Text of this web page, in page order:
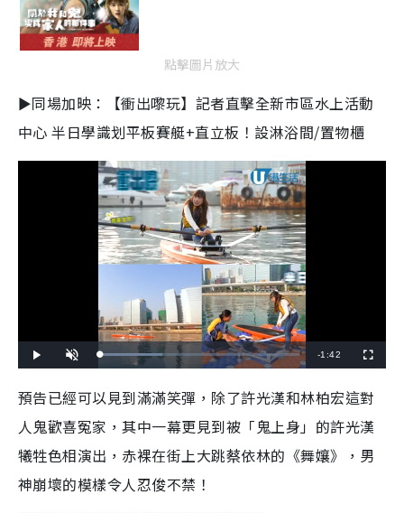
點擊圖片放大
►同場加映：【衝出嚟玩】記者直擊全新市區水上活動
中心 半日學識划平板賽艇+直立板！設淋浴間/置物櫃
l
n
t
e
L
o
e
d
3
1
6
%
R
a
i
-1:42
u
s
c
e
e
預告已經可以見到滿滿笑彈，除了許光漢和林柏宏這對
人鬼歡喜冤家，其中一幕更見到被「鬼上身」的許光漢
犧牲色相演出，赤裸在街上大跳蔡依林的《舞孃》，男
神崩壞的模樣令人忍俊不禁！